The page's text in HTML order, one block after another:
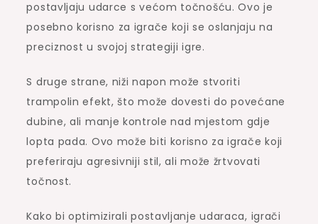
postavljaju udarce s većom točnošću. Ovo je
posebno korisno za igrače koji se oslanjaju na
preciznost u svojoj strategiji igre.
S druge strane, niži napon može stvoriti
trampolin efekt, što može dovesti do povećane
dubine, ali manje kontrole nad mjestom gdje
lopta pada. Ovo može biti korisno za igrače koji
preferiraju agresivniji stil, ali može žrtvovati
točnost.
Kako bi optimizirali postavljanje udaraca, igrači